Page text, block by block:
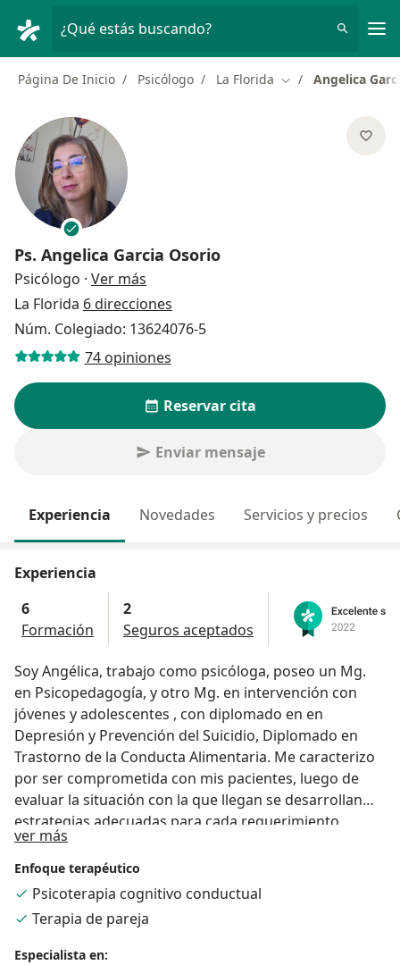
¿Qué estás buscando?
Página De Inicio Psicólogo La Florida Cambiar de ciudad
Angelica
Ps. Angelica Garcia Osorio
Psicólogo · Ver más
La Florida 6 direcciones
Núm. Colegiado: 13624076-5
74 opiniones
Reservar cita
Enviar mensaje
Experiencia Novedades Servicios y precios
Experiencia
6
Formación
2
Seguros aceptados
Soy Angélica, trabajo como psicóloga, poseo un Mg.
en Psicopedagogía, y otro Mg. en intervención con
jóvenes y adolescentes , con diplomado en en
Depresión y Prevención del Suicidio, Diplomado en
Trastorno de la Conducta Alimentaria. Me caracterizo
por ser comprometida con mis pacientes, luego de
evaluar la situación con la que llegan se desarrollan
estrategias adecuadas para cada requerimiento.
Puedo ayudar con una escucha activa, tengo los
conocimientos adecuados para hacer un trabajo
dedicado y acorde. Haré lo máximo posible de
ayudarte en lo que necesites e intentaré cooperar en
la superación de lo que te está aquejando, con un
trabajo colaborativo entre paciente y terapeuta.
ver más
Enfoque terapéutico
Psicoterapia cognitivo conductual
Terapia de pareja
Especialista en: